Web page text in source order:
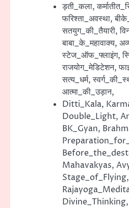
ड़ती_कला,
फरिश्ता_अवस्था,
सतयुग_की_तैयारी,
बाबा_के_महावाक्य,
स्टेज_ऑफ_फ्लाइंग,
राजयोग_मेडिटेशन,
सत्य_धर्म,
आत्मा_की_उड़ान,
Ditti_Kala,
Double_Light,
BK_Gyan,
Mahavakyas,